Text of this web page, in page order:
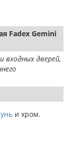
Fadex Gemini
дверей,
и хром.